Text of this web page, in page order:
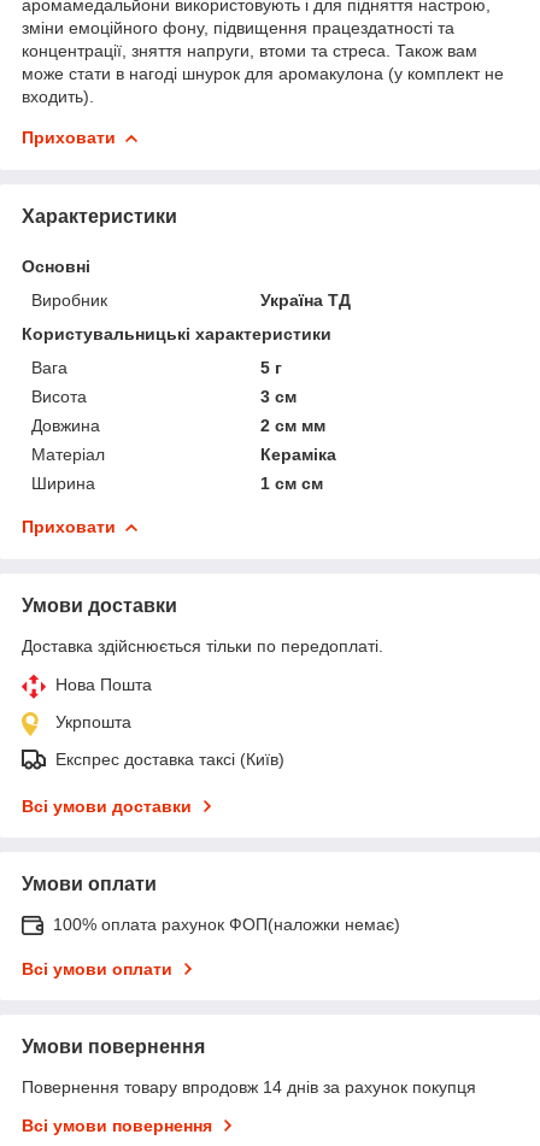
аромамедальйони використовують і для підняття настрою,
зміни емоційного фону, підвищення працездатності та
концентрації, зняття напруги, втоми та стреса. Також вам
може стати в нагоді шнурок для аромакулона (у комплект не
входить).
Приховати
Характеристики
Основні
Виробник
Україна ТД
Користувальницькі характеристики
Вага
5 г
Висота
3 см
Довжина
2 см мм
Матеріал
Кераміка
Ширина
1 см см
Приховати
Умови доставки
Доставка здійснюється тільки по передоплаті.
Нова Пошта
Укрпошта
Експрес доставка таксі (Київ)
Всі умови доставки
Умови оплати
100% оплата рахунок ФОП(наложки немає)
Всі умови оплати
Умови повернення
Повернення товару впродовж 14 днів за рахунок покупця
Всі умови повернення